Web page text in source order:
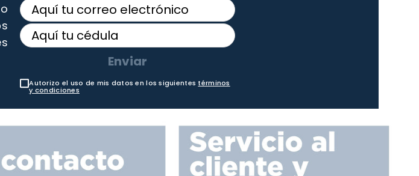
Enviar
Autorizo el uso de mis datos en los siguientes términos
y condiciones